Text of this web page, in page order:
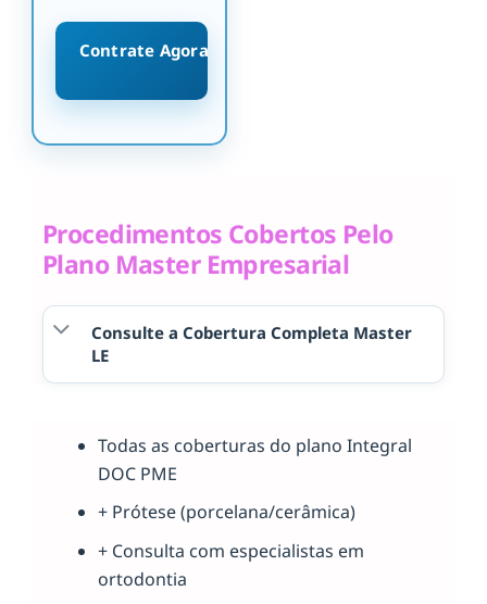
Contrate Agora
Procedimentos Cobertos Pelo
Plano Master Empresarial
Consulte a Cobertura Completa Master
LE
Todas as coberturas do plano Integral
DOC PME
+ Prótese (porcelana/cerâmica)
+ Consulta com especialistas em
ortodontia